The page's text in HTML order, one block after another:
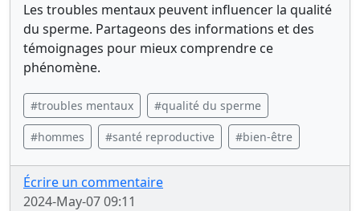
Les troubles mentaux peuvent influencer la qualité
du sperme. Partageons des informations et des
témoignages pour mieux comprendre ce
phénomène.
#troubles mentaux #qualité du sperme
#hommes #santé reproductive #bien-être
Écrire un commentaire
2024-May-07 09:11